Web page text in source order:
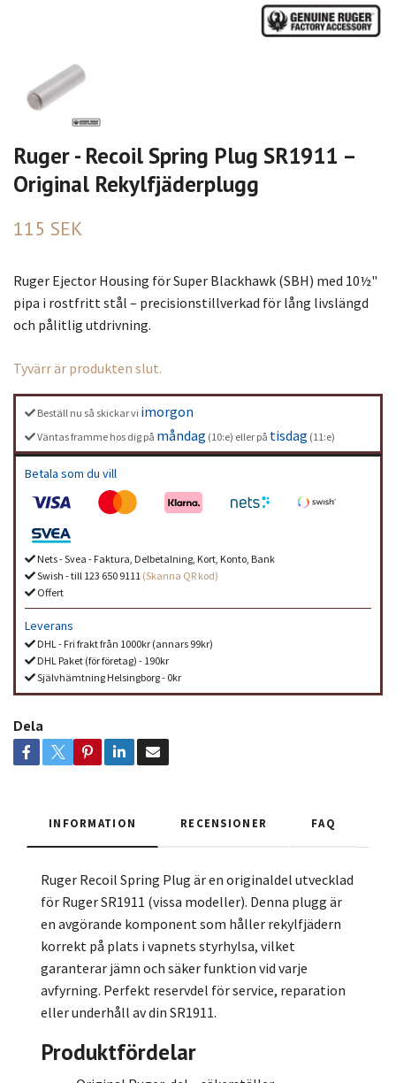
Ruger - Recoil Spring Plug SR1911 –
Original Rekylfjäderplugg
115 SEK
Ruger Ejector Housing för Super Blackhawk (SBH) med 10½"
pipa i rostfritt stål – precisionstillverkad för lång livslängd
och pålitlig utdrivning.
Tyvärr är produkten slut.
Beställ nu så skickar vi imorgon
Väntas framme hos dig på måndag (10:e) eller på tisdag (11:e)
Betala som du vill
Nets - Svea - Faktura, Delbetalning, Kort, Konto, Bank
Swish - till 123 650 9111 (Skanna QR kod)
Offert
Leverans
DHL - Fri frakt från 1000kr (annars 99kr)
DHL Paket (för företag) - 190kr
Självhämtning Helsingborg - 0kr
Dela
INFORMATION RECENSIONER FAQ
Ruger Recoil Spring Plug är en originaldel utvecklad
för Ruger SR1911 (vissa modeller). Denna plugg är
en avgörande komponent som håller rekylfjädern
korrekt på plats i vapnets styrhylsa, vilket
garanterar jämn och säker funktion vid varje
avfyrning. Perfekt reservdel för service, reparation
eller underhåll av din SR1911.
Produktfördelar